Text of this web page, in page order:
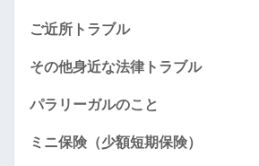
ご近所トラブル
その他身近な法律トラブル
パラリーガルのこと
ミニ保険（少額短期保険）